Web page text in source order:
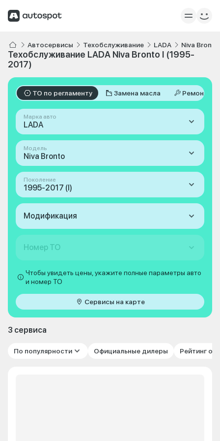
Автосервисы Техобслуживание LADA Niva Bronto
Техобслуживание LADA Niva Bronto I (1995-
2017)
ТО по регламенту Замена масла Ремонт
Марка авто
LADA
Модель
Niva Bronto
Поколение
1995-2017 (I)
Модификация
Номер ТО
Чтобы увидеть цены, укажите полные параметры авто
и номер ТО
Сервисы на карте
3 сервиса
По популярности Официальные дилеры Рейтинг